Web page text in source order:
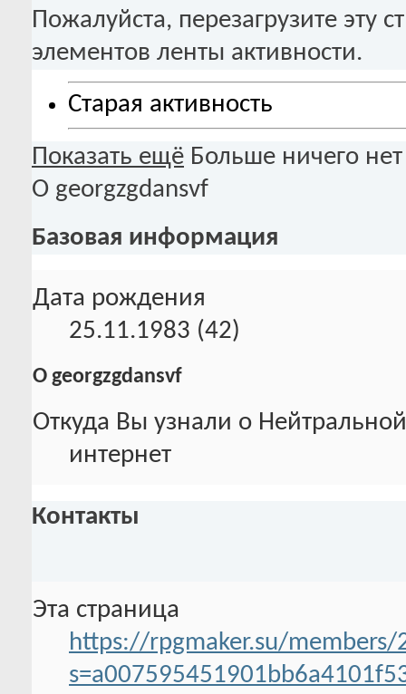
Пожалуйста, перезагрузите эту
элементов ленты активности.
Старая активность
Показать ещё Больше ничего нет
О georgzgdansvf
Базовая информация
Дата рождения
25.11.1983 (42)
О georgzgdansvf
Откуда Вы узнали о
интернет
Контакты
Эта страница
https://rpgmaker.su/members/